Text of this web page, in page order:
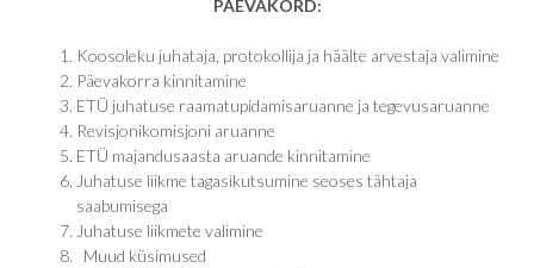
PÄEVAKORD:
Koosoleku juhataja, protokollija ja häälte arvestaja valimine
Päevakorra kinnitamine
ETÜ juhatuse raamatupidamisaruanne ja tegevusaruanne
Revisjonikomisjoni aruanne
ETÜ majandusaasta aruande kinnitamine
Juhatuse liikme tagasikutsumine seoses tähtaja
saabumisega
Juhatuse liikmete valimine
Muud küsimused